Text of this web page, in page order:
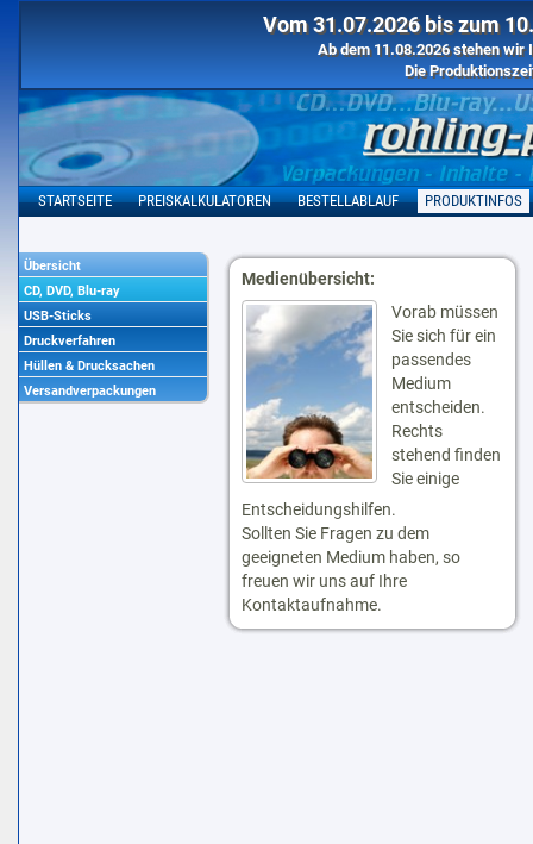
Vom 31.07.2026 bis zum
Ab dem 11.08.2026 stehen
Die
STARTSEITE PREISKALKULATOREN BESTELLABLAUF PRODUKTINFOS
Übersicht
CD, DVD, Blu-ray
USB-Sticks
Druckverfahren
Hüllen & Drucksachen
Versandverpackungen
Medienübersicht:
Vorab müssen
Sie sich für ein
passendes
Medium
entscheiden.
Rechts
stehend finden
Sie einige
Entscheidungshilfen.
Sollten Sie Fragen zu dem
geeigneten Medium haben, so
freuen wir uns auf Ihre
Kontaktaufnahme.